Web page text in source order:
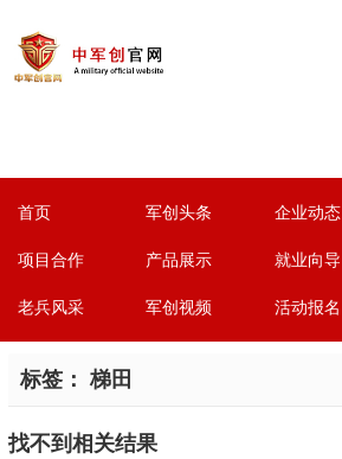
首页 军创头条 企业动态
项目合作 产品展示 就业向导
老兵风采 军创视频 活动报名
标签：梯田
找不到相关结果